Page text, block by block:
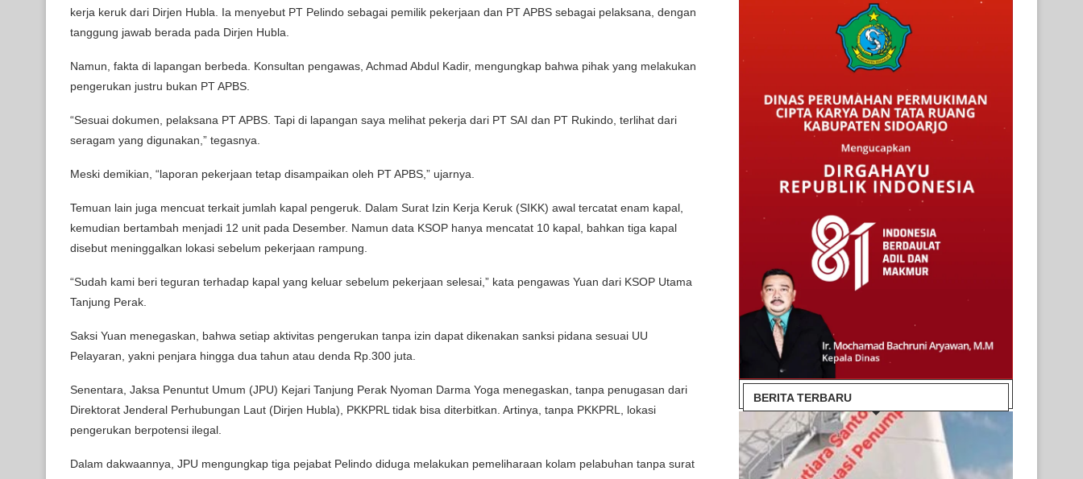
kerja keruk dari Dirjen Hubla. Ia menyebut PT Pelindo sebagai pemilik pekerjaan dan PT APBS sebagai pelaksana, dengan
tanggung jawab berada pada Dirjen Hubla.
Namun, fakta di lapangan berbeda. Konsultan pengawas, Achmad Abdul Kadir, mengungkap bahwa pihak yang melakukan
pengerukan justru bukan PT APBS.
“Sesuai dokumen, pelaksana PT APBS. Tapi di lapangan saya melihat pekerja dari PT SAI dan PT Rukindo, terlihat dari
seragam yang digunakan,” tegasnya.
Meski demikian, “laporan pekerjaan tetap disampaikan oleh PT APBS,” ujarnya.
Temuan lain juga mencuat terkait jumlah kapal pengeruk. Dalam Surat Izin Kerja Keruk (SIKK) awal tercatat enam kapal,
kemudian bertambah menjadi 12 unit pada Desember. Namun data KSOP hanya mencatat 10 kapal, bahkan tiga kapal
disebut meninggalkan lokasi sebelum pekerjaan rampung.
“Sudah kami beri teguran terhadap kapal yang keluar sebelum pekerjaan selesai,” kata pengawas Yuan dari KSOP Utama
Tanjung Perak.
Saksi Yuan menegaskan, bahwa setiap aktivitas pengerukan tanpa izin dapat dikenakan sanksi pidana sesuai UU
Pelayaran, yakni penjara hingga dua tahun atau denda Rp.300 juta.
Senentara, Jaksa Penuntut Umum (JPU) Kejari Tanjung Perak Nyoman Darma Yoga menegaskan, tanpa penugasan dari
Direktorat Jenderal Perhubungan Laut (Dirjen Hubla), PKKPRL tidak bisa diterbitkan. Artinya, tanpa PKKPRL, lokasi
pengerukan berpotensi ilegal.
Dalam dakwaannya, JPU mengungkap tiga pejabat Pelindo diduga melakukan pemeliharaan kolam pelabuhan tanpa surat
BERITA TERBARU